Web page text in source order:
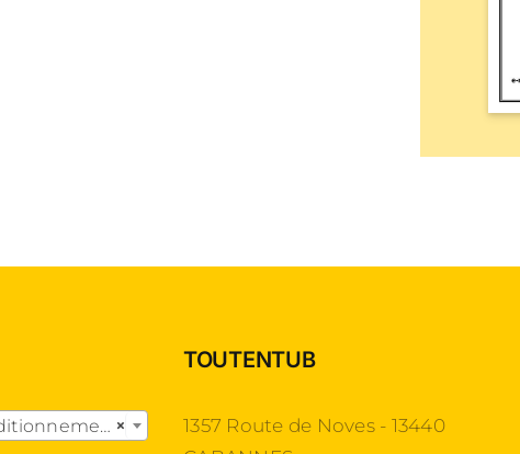
×
TOUTENTUB
1357 Route de Noves - 13440